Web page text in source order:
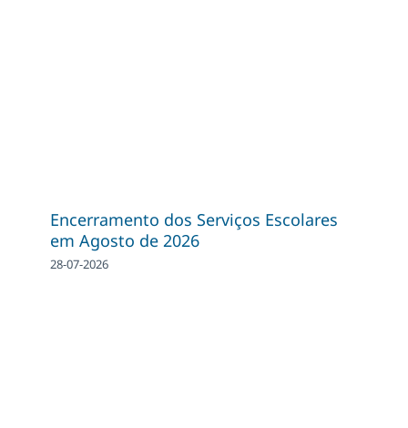
Encerramento dos Serviços Escolares
em Agosto de 2026
28-07-2026